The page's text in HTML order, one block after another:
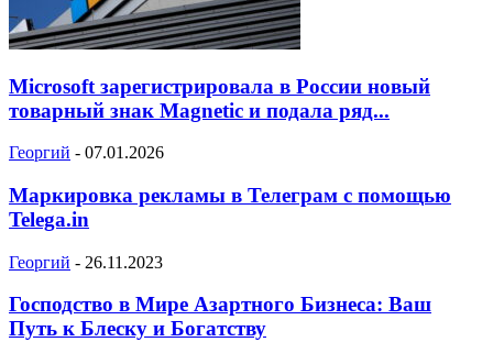
Microsoft зарегистрировала в России новый
товарный знак Magnetic и подала ряд...
Георгий - 07.01.2026
Маркировка рекламы в Телеграм с помощью
Telega.in
Георгий - 26.11.2023
Господство в Мире Азартного Бизнеса: Ваш
Путь к Блеску и Богатству